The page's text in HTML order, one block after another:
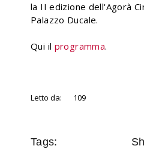
la II edizione dell'Agorà
Palazzo Ducale.
Qui il programma.
Letto da: 109
Tags: